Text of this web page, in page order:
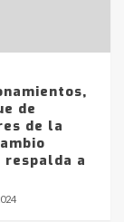
de
de la
respalda a